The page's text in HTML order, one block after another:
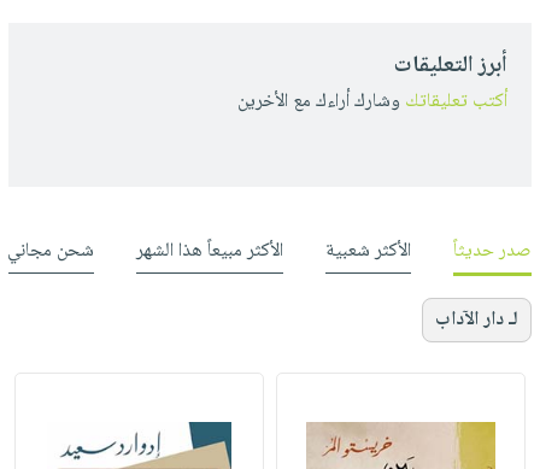
أبرز التعليقات
أكتب تعليقاتك وشارك أراءك مع الأخرين
صدر حديثاً الأكثر شعبية الأكثر مبيعاً هذا الشهر شحن مجاني
لـ دار الآداب